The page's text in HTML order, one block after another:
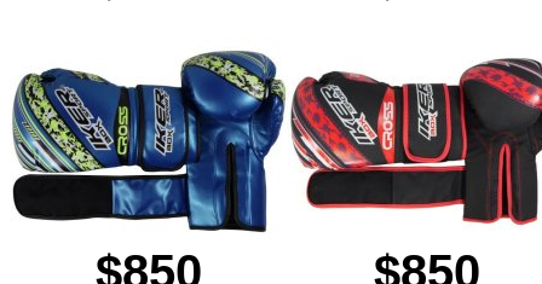
$850 $850